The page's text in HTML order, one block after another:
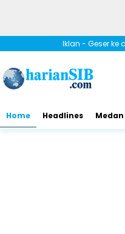
Iklan - Geser ke
Home Headlines